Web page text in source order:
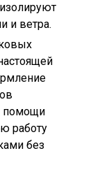
и ветра.
помощи
работу
без